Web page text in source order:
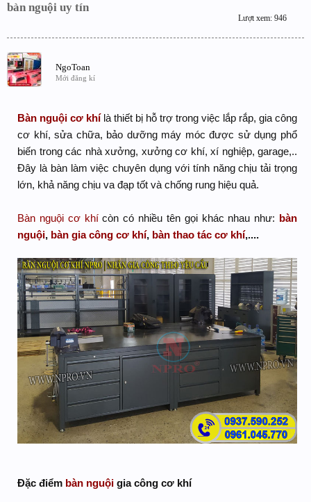
bàn nguội uy tín
Lượt xem: 946
NgoToan
Mới đăng kí
Bàn nguội cơ khí là thiết bị hỗ trợ trong việc lắp rắp, gia công
cơ khí, sửa chữa, bảo dưỡng máy móc được sử dụng phổ
biến trong các nhà xưởng, xưởng cơ khí, xí nghiệp, garage,..
Đây là bàn làm việc chuyên dụng với tính năng chịu tải trọng
lớn, khả năng chịu va đạp tốt và chống rung hiệu quả.
Bàn nguội cơ khícòn có nhiều tên gọi khác nhau như: bàn
nguội, bàn gia công cơ khí, bàn thao tác cơ khí,....
Đặc điểm bàn nguội gia công cơ khí